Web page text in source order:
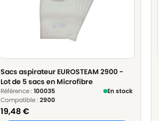
Sacs aspirateur EUROSTEAM 2900 -
Lot de 5 sacs en Microfibre
Référence : 100035
En stock
Compatible : 2900
19,48€